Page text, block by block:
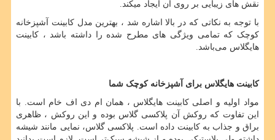
نقش ­های زیبایی بر روی آن ایجاد می­کند.
با توجه به نکاتی که در بالا اشاره شد ، بهترین مدل کابینت آشپزخانه
کوچک که تمامی ویژگی های مطرح شده را داشته باشد ، کابینت
هایگلاس می‌باشد.
کابینت هایگلاس برای آشپزخانه کوچک شما
مواد اولیه و اصلی کابینت هایگلاس ، همان ام دی اف خام است. با
این تفاوت که روکش آن پلاکسی گلاس بوده و این روکش ، ظاهری
براق و جذاب به کابینت داده است. پلاکسی گلاس، نمایی مانند شیشه